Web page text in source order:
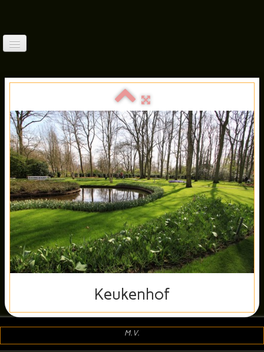
Balades France (1)▼
Balades France(2)▼
Balades France (3)▼
Balades À L'étranger(3)▼
Faune (Photos) ▼
Autres Thèmes▼
Pédagogie▼
Liens
Keukenhof
M.V.